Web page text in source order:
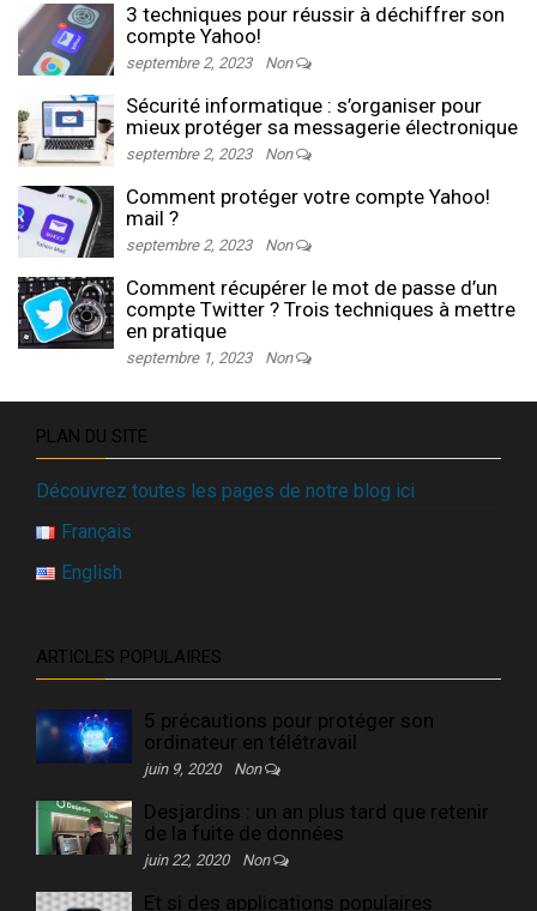
3 techniques pour réussir à déchiffrer son
compte Yahoo!
septembre 2, 2023 Non
Sécurité informatique : s’organiser pour
mieux protéger sa messagerie électronique
septembre 2, 2023 Non
Comment protéger votre compte Yahoo!
mail ?
septembre 2, 2023 Non
Comment récupérer le mot de passe d’un
compte Twitter ? Trois techniques à mettre
en pratique
septembre 1, 2023 Non
PLAN DU SITE
Découvrez toutes les pages de notre blog ici
Français
English
ARTICLES POPULAIRES
5 précautions pour protéger son
ordinateur en télétravail
juin 9, 2020 Non
Desjardins : un an plus tard que retenir
de la fuite de données
juin 22, 2020 Non
Et si des applications populaires